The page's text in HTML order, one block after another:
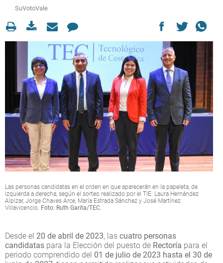
SuVotoVale
Las personas candidatas en el orden en que aparecerán en la papeleta, de
izquierda a derecha, según el sorteo realizado por el TIE: Laura Hernández
Alpizar, Jorge Chaves Arce, María Estrada Sánchez y José Martínez
Villavicencio. Foto: Ruth Garita/TEC.
Desde el 20 de abril de 2023, las cuatro personas
candidatas para la Elección del puesto de Rectoría para el
periodo comprendido del 01 de julio de 2023 hasta el 30 de